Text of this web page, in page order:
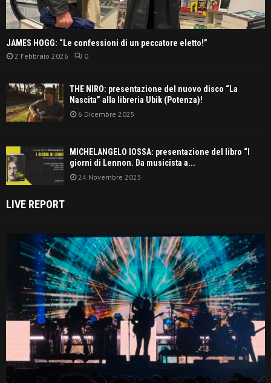
JAMES HOGG: “Le confessioni di un peccatore eletto!”
2 Febbraio 2026 0
THE NIRO: presentazione del nuovo disco “La
Nascita” alla libreria Ubik (Potenza)!
6 Dicembre 2025
MICHELANGELO IOSSA: presentazione del libro “I
giorni di Lennon. Da musicista a...
24 Novembre 2025
LIVE REPORT